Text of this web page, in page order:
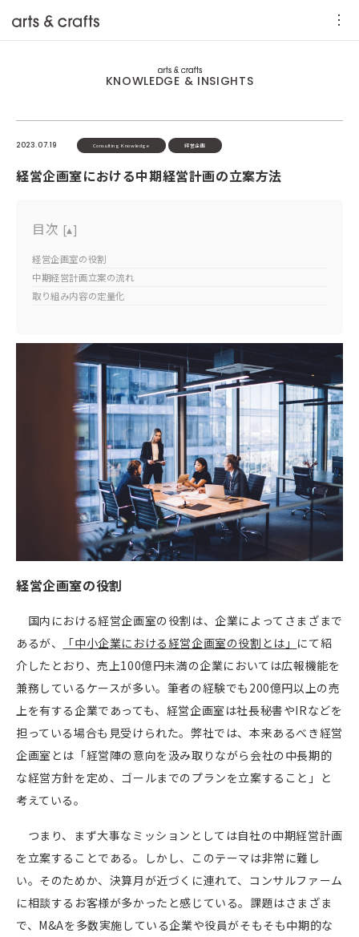
KNOWLEDGE & INSIGHTS
2023.07.19 Consulting Knowledge 経営企画
経営企画室における中期経営計画の立案方法
目次 [▴]
経営企画室の役割
中期経営計画立案の流れ
取り組み内容の定量化
経営企画室の役割
国内における経営企画室の役割は、企業によってさまざまで
あるが、
「中小企業における経営企画室の役割とは」 にて紹
介したとおり、売上100億円未満の企業においては広報機能を
兼務しているケースが多い。筆者の経験でも 200億円以上の売
上を有する企業であっても、経営企画室は社長秘書やIRなどを
担っている場合も見受けられた。弊社では、本来あるべき経営
企画室とは「経営陣の意向を汲み取りながら会社の中長期的
な経営方針を定め、ゴールまでのプランを立案すること」と
考えている。
つまり、まず大事なミッションとしては自社の中期経営計画
を立案することである。しかし、このテーマは非常に難し
い。そのためか、決算月が近づくに連れて、コンサルファーム
に相談するお客様が多かったと感じている。課題はさまざま
で、 M&Aを多数実施している企業や役員がそもそも中期的な